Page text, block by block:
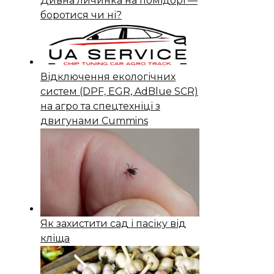
боротися чи ні?
Відключення екологічних
систем (DPF, EGR, AdBlue SCR)
на агро та спецтехніці з
двигунами Cummins
Як захистити сад і пасіку від
кліща